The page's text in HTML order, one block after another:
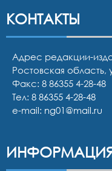
КОНТАКТЫ
Адрес редакции-
Ростовская область,
Факс: 8 86355 4-28-48
Тел: 8 86355 4-28-48
e-mail: ng01@mail.ru